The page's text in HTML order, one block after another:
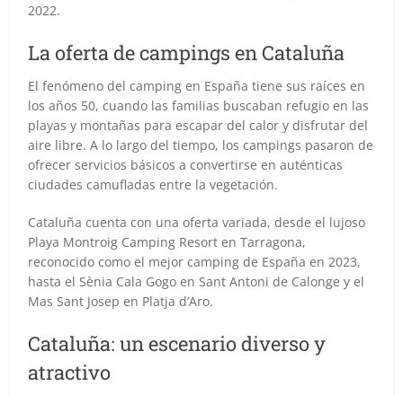
2022.
La oferta de campings en Cataluña
El fenómeno del camping en España tiene sus raíces en
los años 50, cuando las familias buscaban refugio en las
playas y montañas para escapar del calor y disfrutar del
aire libre. A lo largo del tiempo, los campings pasaron de
ofrecer servicios básicos a convertirse en auténticas
ciudades camufladas entre la vegetación.
Cataluña cuenta con una oferta variada, desde el lujoso
Playa Montroig Camping Resort en Tarragona,
reconocido como el mejor camping de España en 2023,
hasta el Sènia Cala Gogo en Sant Antoni de Calonge y el
Mas Sant Josep en Platja d’Aro.
Cataluña: un escenario diverso y
atractivo